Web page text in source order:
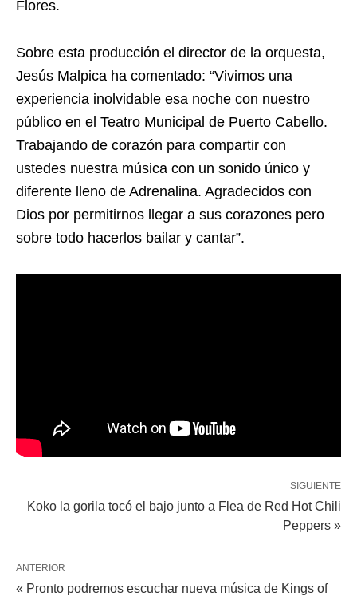
Flores.
Sobre esta producción el director de la orquesta,
Jesús Malpica ha comentado: “Vivimos una
experiencia inolvidable esa noche con nuestro
público en el Teatro Municipal de Puerto Cabello.
Trabajando de corazón para compartir con
ustedes nuestra música con un sonido único y
diferente lleno de Adrenalina. Agradecidos con
Dios por permitirnos llegar a sus corazones pero
sobre todo hacerlos bailar y cantar”.
SIGUIENTE
Koko la gorila tocó el bajo junto a Flea de Red Hot Chili
Peppers »
ANTERIOR
« Pronto podremos escuchar nueva música de Kings of